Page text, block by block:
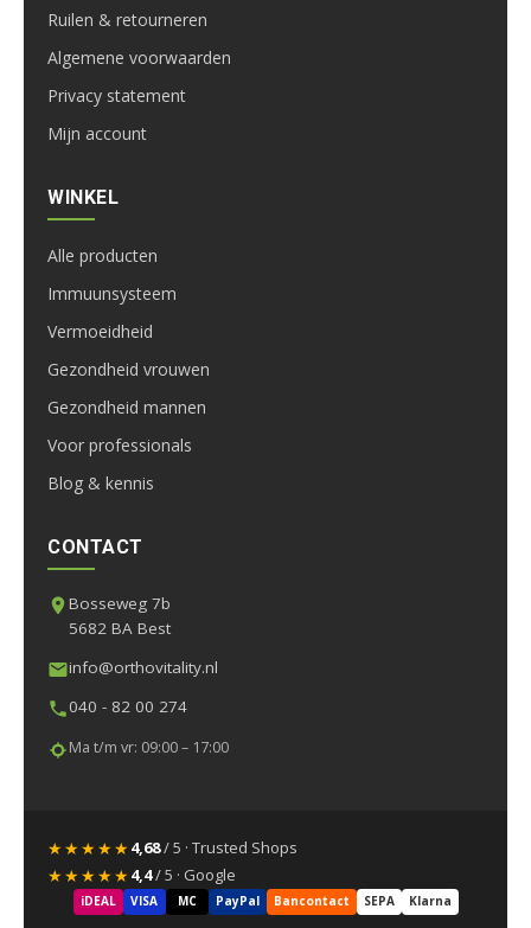
Ruilen & retourneren
Algemene voorwaarden
Privacy statement
Mijn account
WINKEL
Alle producten
Immuunsysteem
Vermoeidheid
Gezondheid vrouwen
Gezondheid mannen
Voor professionals
Blog & kennis
CONTACT
Bosseweg 7b
5682 BA Best
info@orthovitality.nl
040 - 82 00 274
Ma t/m vr: 09:00 – 17:00
★★★★★4,68/ 5 · Trusted Shops
★★★★★4,4/ 5 · Google
iDEAL VISA MC PayPal Bancontact SEPA Klarna